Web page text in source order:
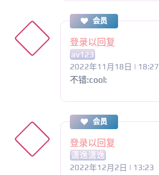
会员
登录以回复
av123
2022年11月18日 | 18:27
不错:cool:
会员
登录以回复
潇逸潇逸
2022年12月2日 | 13:23